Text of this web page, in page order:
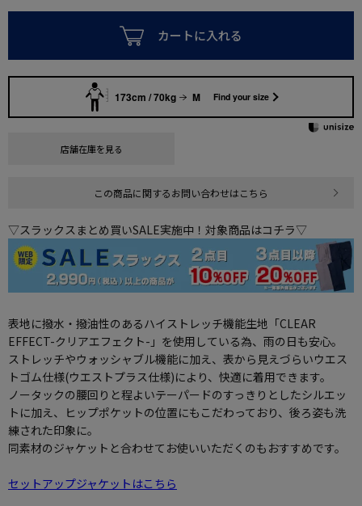
カートに入れる
173cm / 70kg M Find your size
店舗在庫を見る
この商品に関するお問い合わせはこちら
▽スラックスまとめ買いSALE実施中！対象商品はコチラ▽
表地に撥水・撥油性のあるハイストレッチ機能生地「CLEAR
EFFECT-クリアエフェクト-」を使用している為、雨の日も安心。
ストレッチやウォッシャブル機能に加え、表から見えづらいウエス
トゴム仕様(ウエストプラス仕様)により、快適に着用できます。
ノータックの腰回りと程よいテーパードのすっきりとしたシルエッ
トに加え、ヒップポケットの位置にもこだわっており、後ろ姿も洗
練された印象に。
同素材のジャケットと合わせてお使いいただくのもおすすめです。
セットアップジャケットはこちら